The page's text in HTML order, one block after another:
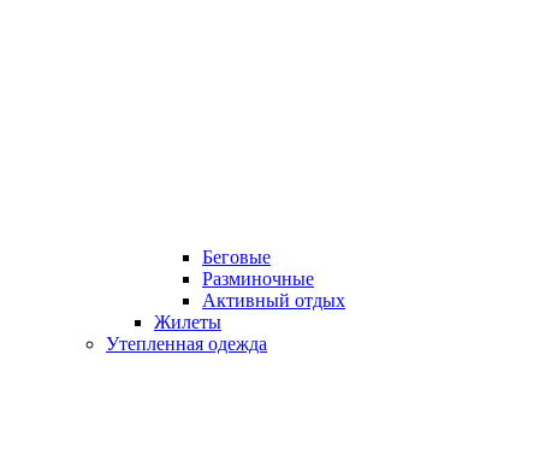
Беговые
Разминочные
Активный отдых
Жилеты
Утепленная одежда